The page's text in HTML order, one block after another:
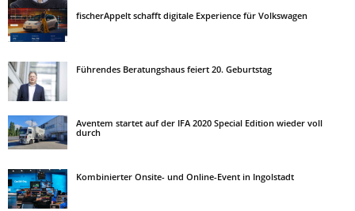
fischerAppelt schafft digitale Experience für Volkswagen
Führendes Beratungshaus feiert 20. Geburtstag
Aventem startet auf der IFA 2020 Special Edition wieder voll
durch
Kombinierter Onsite- und Online-Event in Ingolstadt